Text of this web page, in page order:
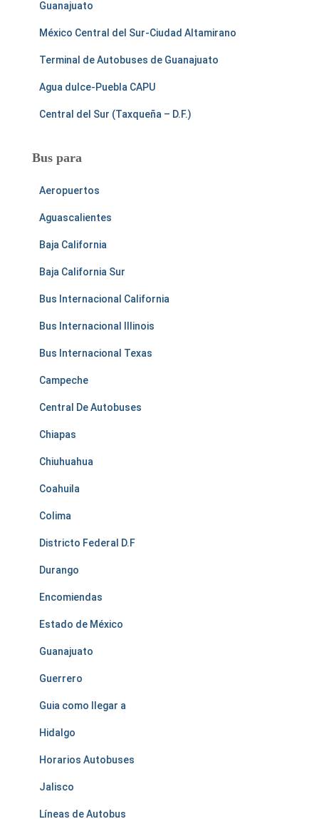
Guanajuato
México Central del Sur-Ciudad Altamirano
Terminal de Autobuses de Guanajuato
Agua dulce-Puebla CAPU
Central del Sur (Taxqueña – D.F.)
Bus para
Aeropuertos
Aguascalientes
Baja California
Baja California Sur
Bus Internacional California
Bus Internacional Illinois
Bus Internacional Texas
Campeche
Central De Autobuses
Chiapas
Chiuhuahua
Coahuila
Colima
Districto Federal D.F
Durango
Encomiendas
Estado de México
Guanajuato
Guerrero
Guia como llegar a
Hidalgo
Horarios Autobuses
Jalisco
Líneas de Autobus